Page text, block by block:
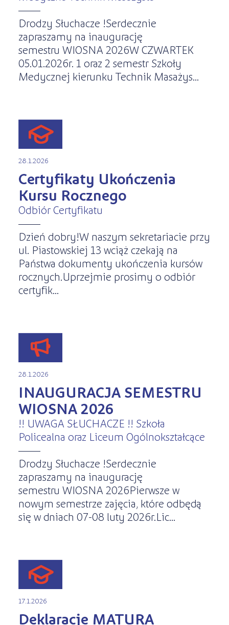
Drodzy Słuchacze !Serdecznie
zapraszamy na inaugurację
semestru WIOSNA 2026W CZWARTEK
05.01.2026r. 1 oraz 2 semestr Szkoły
Medycznej kierunku Technik Masażys...
28.1.2026
Certyfikaty Ukończenia
Kursu Rocznego
Odbiór Certyfikatu
Dzień dobry!W naszym sekretariacie przy
ul. Piastowskiej 13 wciąż czekają na
Państwa dokumenty ukończenia kursów
rocznych.Uprzejmie prosimy o odbiór
certyfik...
28.1.2026
INAUGURACJA SEMESTRU
WIOSNA 2026
!! UWAGA SŁUCHACZE !! Szkoła
Policealna oraz Liceum Ogólnokształcące
Drodzy Słuchacze !Serdecznie
zapraszamy na inaugurację
semestru WIOSNA 2026Pierwsze w
nowym semestrze zajęcia, które odbędą
się w dniach 07-08 luty 2026r.Lic...
17.1.2026
Deklaracje MATURA